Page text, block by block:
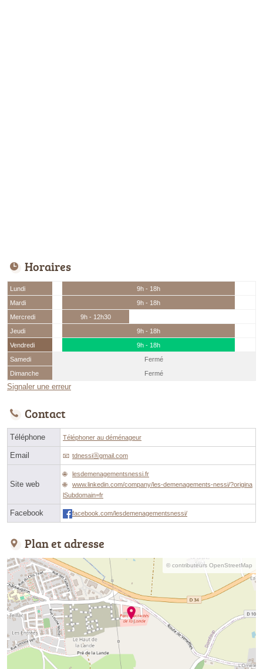
Horaires
Lundi
9h - 18h
Mardi
9h - 18h
Mercredi
9h - 12h30
Jeudi
9h - 18h
Vendredi
9h - 18h
Samedi
Fermé
Dimanche
Fermé
Signaler une erreur
Contact
Téléphone Téléphoner au déménageur
Email tdnessiⓐgmail.com
Site web
lesdemenagementsnessi.fr
www.linkedin.com/company/les-demenagements-nessi/?origina
lSubdomain=fr
Facebook facebook.com/lesdemenagementsnessi/
Plan et adresse
© contributeurs OpenStreetMap